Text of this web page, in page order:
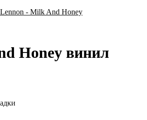
- Milk And Honey
Honey винил